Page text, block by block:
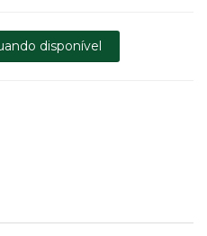
disponível